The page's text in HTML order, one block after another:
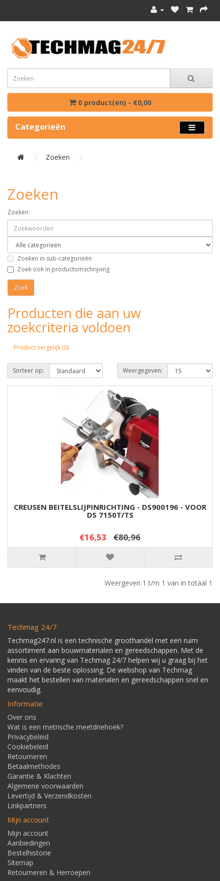
0 product(en) - €0,00
Categorieën
Zoeken
Zoeken
Zoeken:
Zoeken in sub-categorieën
Zoek ook in productomschrijving
Producten die aan uw
zoekcriteria voldoen
Product vergelijk (0)
Sorteer op: Weergegeven:
CREUSEN BEITELSLIJPINRICHTING - DS900196 - VOOR
DS 7150T/TS
€16,53 €80,96
Weergeven 1 t/m 1 van in totaal 1
Techmag 24/7
Techmag247.nl is een technische groothandel met een ruim
assortiment aan bouwmaterialen en gereedschappen. Met de
kennis en ervaring van Techmag 24/7 helpen wij u graag bij het
vinden van de beste oplossing. De webshop van Techmag
maakt het bestellen van materialen en gereedschappen snel en
eenvoudig.
Informatie
Over ons
Wat is een metrische meetdriehoek?
Privacybeleid
Cookiebeleid
Retourneren
Betaalmethodes
Garantie & Klachten
Algemene voorwaarden
Levertijd & Verzendkosten
Linkpartners
Mijn account
Mijn account
Aanbiedingen
Bestelhistorie
Sitemap
Retourneren & Herroepen